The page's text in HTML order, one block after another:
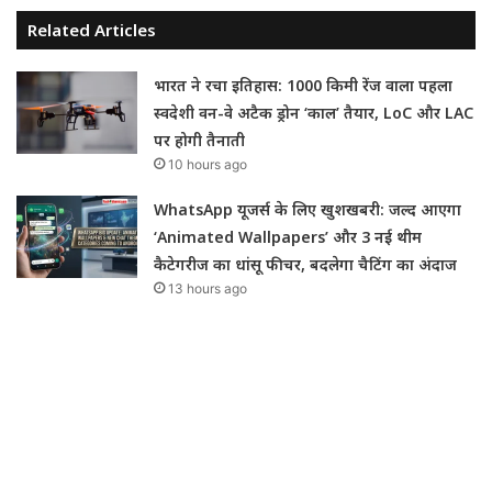
Related Articles
भारत ने रचा इतिहास: 1000 किमी रेंज वाला पहला
स्वदेशी वन-वे अटैक ड्रोन ‘काल’ तैयार, LoC और LAC
पर होगी तैनाती
10 hours ago
WhatsApp यूजर्स के लिए खुशखबरी: जल्द आएगा
‘Animated Wallpapers’ और 3 नई थीम
कैटेगरीज का धांसू फीचर, बदलेगा चैटिंग का अंदाज
13 hours ago